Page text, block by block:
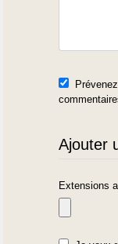
Ajouter
Extensions